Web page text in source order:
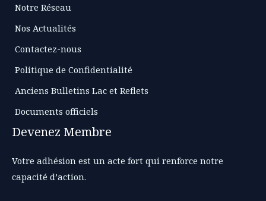
Notre Réseau
Nos Actualités
Contactez-nous
Politique de Confidentialité
Anciens Bulletins Lac et Reflets
Documents officiels
Devenez Membre
Votre adhésion est un acte fort qui renforce notre
capacité d’action.